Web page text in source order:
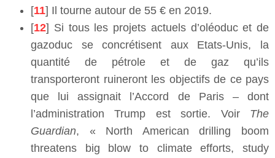
[11] Il tourne autour de 55 € en 2019.
[12] Si tous les projets actuels d’oléoduc et de
gazoduc se concrétisent aux Etats-Unis, la
quantité de pétrole et de gaz qu’ils
transporteront ruineront les objectifs de ce pays
que lui assignait l’Accord de Paris – dont
l’administration Trump est sortie. Voir The
Guardian, « North American drilling boom
threatens big blow to climate efforts, study